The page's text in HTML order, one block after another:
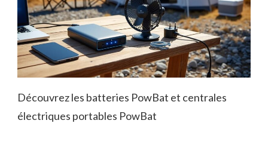
Découvrez les batteries PowBat et centrales
électriques portables PowBat